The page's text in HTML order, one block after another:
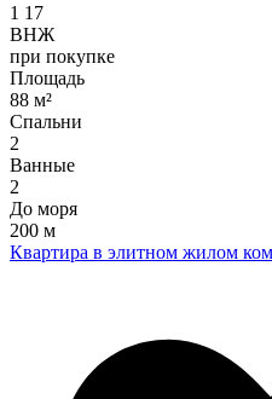
1 17
ВНЖ
при покупке
Площадь
88 м²
Спальни
2
Ванные
2
До моря
200 м
Квартира в элитном жилом